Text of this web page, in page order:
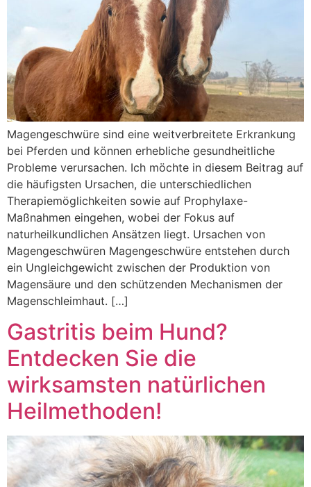
Magengeschwüre sind eine weitverbreitete Erkrankung
bei Pferden und können erhebliche gesundheitliche
Probleme verursachen. Ich möchte in diesem Beitrag auf
die häufigsten Ursachen, die unterschiedlichen
Therapiemöglichkeiten sowie auf Prophylaxe-
Maßnahmen eingehen, wobei der Fokus auf
naturheilkundlichen Ansätzen liegt. Ursachen von
Magengeschwüren Magengeschwüre entstehen durch
ein Ungleichgewicht zwischen der Produktion von
Magensäure und den schützenden Mechanismen der
Magenschleimhaut. […]
Gastritis beim Hund?
Entdecken Sie die
wirksamsten natürlichen
Heilmethoden!